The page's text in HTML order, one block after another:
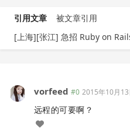
引用文章
被文章引用
[上海][张江] 急招 Ruby on
vorfeed #0 2015年10月13
远程的可要啊？